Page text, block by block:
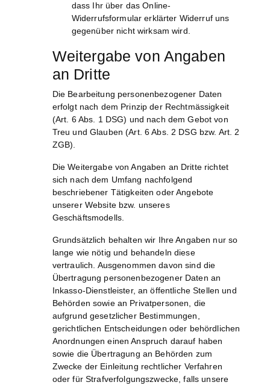
dass Ihr über das Online-
Widerrufsformular erklärter Widerruf uns
gegenüber nicht wirksam wird.
Weitergabe von Angaben
an Dritte
Die Bearbeitung personenbezogener Daten
erfolgt nach dem Prinzip der Rechtmässigkeit
(Art. 6 Abs. 1 DSG) und nach dem Gebot von
Treu und Glauben (Art. 6 Abs. 2 DSG bzw. Art. 2
ZGB).
Die Weitergabe von Angaben an Dritte richtet
sich nach dem Umfang nachfolgend
beschriebener Tätigkeiten oder Angebote
unserer Website bzw. unseres
Geschäftsmodells.
Grundsätzlich behalten wir Ihre Angaben nur so
lange wie nötig und behandeln diese
vertraulich. Ausgenommen davon sind die
Übertragung personenbezogener Daten an
Inkasso-Dienstleister, an öffentliche Stellen und
Behörden sowie an Privatpersonen, die
aufgrund gesetzlicher Bestimmungen,
gerichtlichen Entscheidungen oder behördlichen
Anordnungen einen Anspruch darauf haben
sowie die Übertragung an Behörden zum
Zwecke der Einleitung rechtlicher Verfahren
oder für Strafverfolgungszwecke, falls unsere